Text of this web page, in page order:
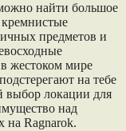
найти большое
кремнистые
предметов и
жестоком мире
на тебе
выбор локации для
над
на Ragnarok.